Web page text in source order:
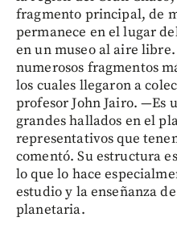
fragmento principal, de
permanece en el lugar
en un museo al aire
numerosos fragmentos
los cuales llegaron a
profesor John Jairo. —Es
grandes hallados en el
representativos que
comentó. Su estructura
lo que lo hace
estudio y la enseñanza
planetaria.